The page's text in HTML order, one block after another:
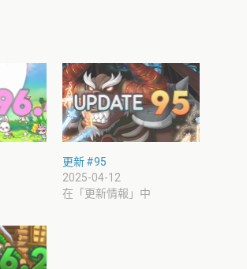
更新 #95
2025-04-12
在「更新情報」中